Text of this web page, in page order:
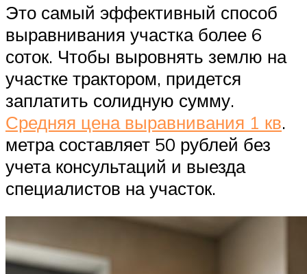
Это самый эффективный способ
выравнивания участка более 6
соток. Чтобы выровнять землю на
участке трактором, придется
заплатить солидную сумму.
Средняя цена выравнивания 1 кв.
метра составляет 50 рублей без
учета консультаций и выезда
специалистов на участок.